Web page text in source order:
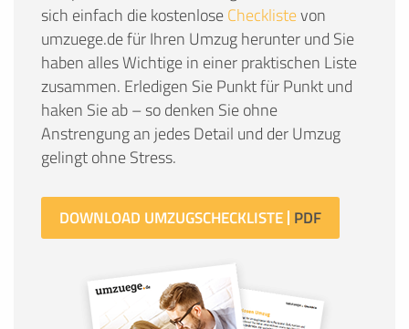
sich einfach die kostenloseChecklistevon
umzuege.de für Ihren Umzug herunter und Sie
haben alles Wichtige in einer praktischen Liste
zusammen. Erledigen Sie Punkt für Punkt und
haken Sie ab – so denken Sie ohne
Anstrengung an jedes Detail und der Umzug
gelingt ohne Stress.
DOWNLOAD UMZUGSCHECKLISTE